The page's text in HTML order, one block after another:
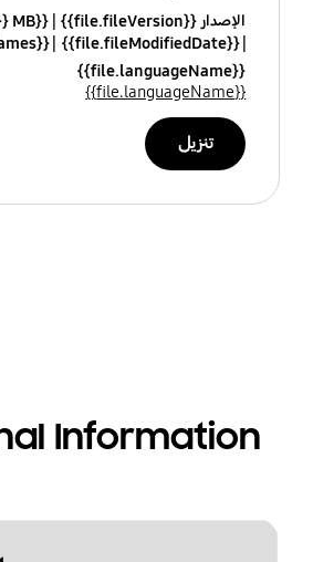
الإصدار {{file.fileVersion}}
{{file.fileSize}} MB
{{file.fileModifiedDate}}
{{file.osNames}}
{{file.languageName}}
{{file.languageName}}
تنزيل
Information